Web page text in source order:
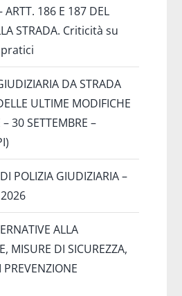
ARTT. 186 E 187 DEL
STRADA. Criticità su
DA STRADA
ULTIME MODIFICHE
30 SETTEMBRE –
POLIZIA GIUDIZIARIA –
ALLA
MISURE DI SICUREZZA,
PREVENZIONE